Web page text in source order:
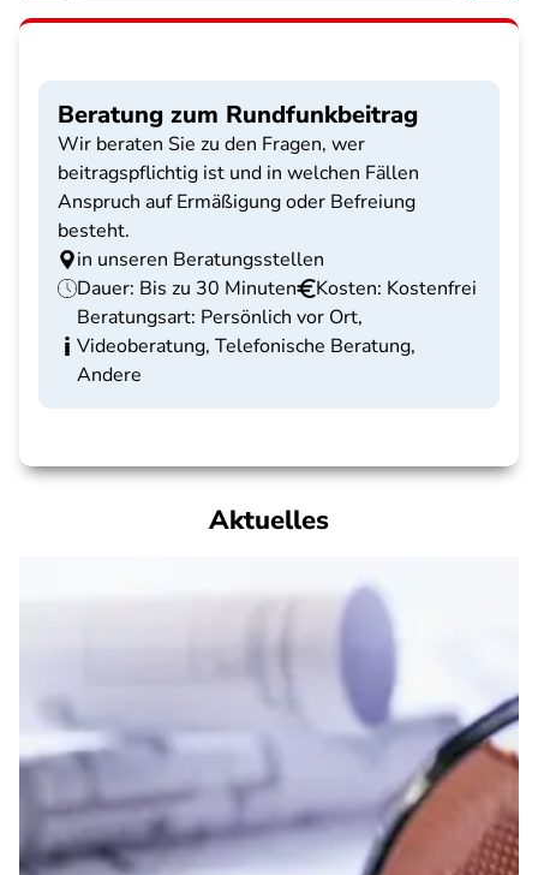
Beratung zum Rundfunkbeitrag
Wir beraten Sie zu den Fragen, wer
beitragspflichtig ist und in welchen Fällen
Anspruch auf Ermäßigung oder Befreiung
besteht.
in unseren Beratungsstellen
Dauer: Bis zu 30 Minuten
Kosten: Kostenfrei
Beratungsart: Persönlich vor Ort,
Videoberatung, Telefonische Beratung,
Andere
Aktuelles